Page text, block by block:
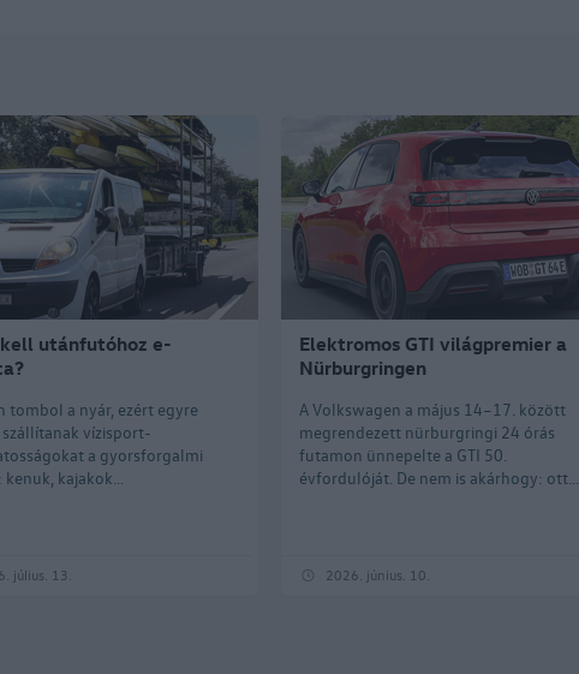
utánfutóhoz e-
tombol a nyár, ezért egyre
vízisport-
a gyorsforgalmi
kajakok...
július. 13.
Elektromos GTI világpremier a
Nürburgringen
A Volkswagen a május 14–17. között
megrendezett nürburgringi 24 órás
futamon ünnepelte a GTI 50.
évfordulóját. De nem is akárhogy: ott...
2026. június. 10.